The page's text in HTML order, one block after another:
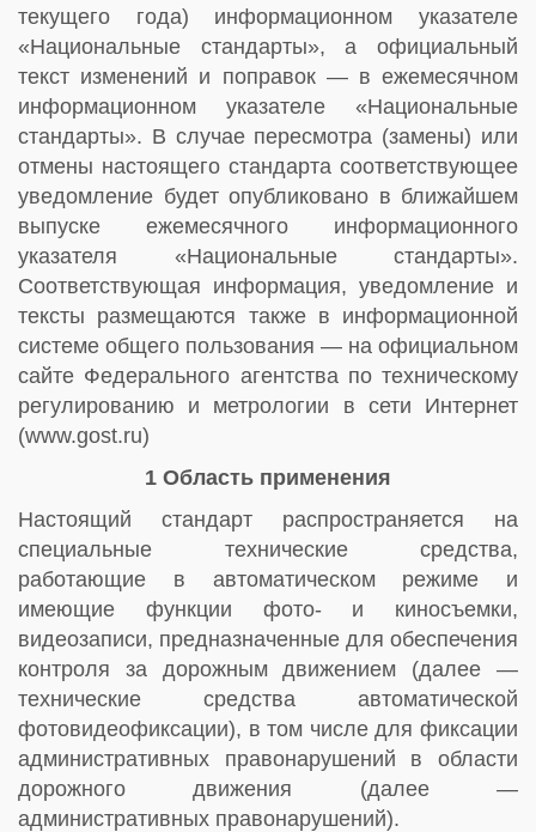
текущего года) информационном указателе
«Национальные стандарты», а официальный
текст изменений и поправок — в ежемесячном
информационном указателе «Национальные
стандарты». В случае пересмотра (замены) или
отмены настоящего стандарта соответствующее
уведомление будет опубликовано в ближайшем
выпуске ежемесячного информационного
указателя «Национальные стандарты».
Соответствующая информация, уведомление и
тексты размещаются также в информационной
системе общего пользования — на официальном
сайте Федерального агентства по техническому
регулированию и метрологии в сети Интернет
(www.gost.ru)
1 Область применения
Настоящий стандарт распространяется на
специальные технические средства,
работающие в автоматическом режиме и
имеющие функции фото- и киносъемки,
видеозаписи, предназначенные для обеспечения
контроля за дорожным движением (далее —
технические средства автоматической
фотовидеофиксации), в том числе для фиксации
административных правонарушений в области
дорожного движения (далее —
административных правонарушений).